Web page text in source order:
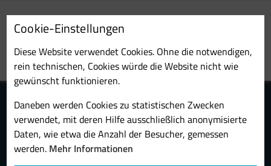
to
main
content
Cookie-Einstellungen
Diese Website verwendet Cookies. Ohne die notwendigen,
rein technischen, Cookies würde die Website nicht wie
gewünscht funktionieren.
Daneben werden Cookies zu statistischen Zwecken
verwendet, mit deren Hilfe ausschließlich anonymisierte
Daten, wie etwa die Anzahl der Besucher, gemessen
werden. Mehr Informationen